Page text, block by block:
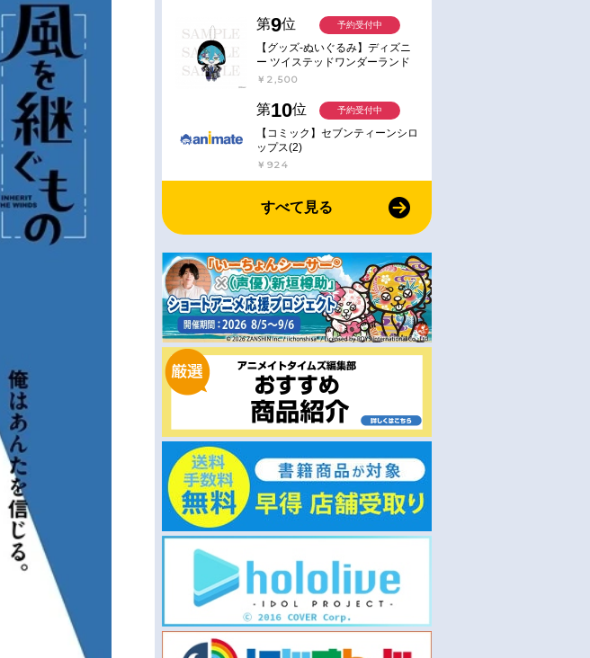
第9位
【グッズ-ぬいぐるみ】ディズニ
ー ツイステッドワンダーランド
ミニミニぬいぐるみ(クラブ・ウ
￥2,500
予約受付中
第10位
【コミック】セブンティーンシロ
ップス(2)
￥924
予約受付中
すべて見る